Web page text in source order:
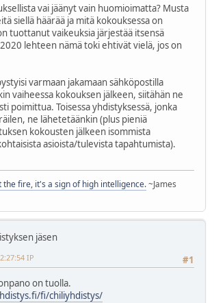
vai jäänyt vain huomioimatta? Musta
siellä häärää ja mitä kokouksessa on
tuottanut vaikeuksia järjestää itsensä
lehteen nämä toki ehtivät vielä, jos on
varmaan jakamaan sähköpostilla
vaiheessa kokouksen jälkeen, siitähän ne
poimittua. Toisessa yhdistyksessä, jonka
ne lähetetäänkin (plus pieniä
kokousten jälkeen isommista
asioista/tulevista tapahtumista).
fire, it's a sign of high intelligence.~James
jäsen
#1
IP
on tuolla.
fi/chiliyhdistys/